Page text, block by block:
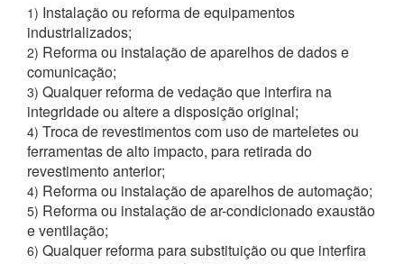
1) Instalação ou reforma de equipamentos
industrializados;
2) Reforma ou instalação de aparelhos de dados e
comunicação;
3) Qualquer reforma de vedação que interfira na
integridade ou altere a disposição original;
4) Troca de revestimentos com uso de marteletes ou
ferramentas de alto impacto, para retirada do
revestimento anterior;
4) Reforma ou instalação de aparelhos de automação;
5) Reforma ou instalação de ar-condicionado exaustão
e ventilação;
6) Qualquer reforma para substituição ou que interfira